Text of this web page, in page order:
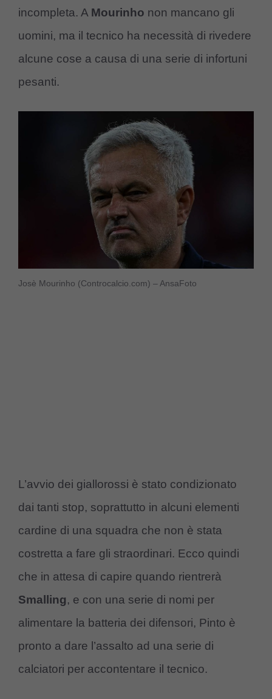
incompleta. A Mourinho non mancano gli
uomini, ma il tecnico ha necessità di rivedere
alcune cose a causa di una serie di infortuni
pesanti.
Josè Mourinho (Controcalcio.com) – AnsaFoto
L’avvio dei giallorossi è stato condizionato
dai tanti stop, soprattutto in alcuni elementi
cardine di una squadra che non è stata
costretta a fare gli straordinari. Ecco quindi
che in attesa di capire quando rientrerà
Smalling, e con una serie di nomi per
alimentare la batteria dei difensori, Pinto è
pronto a dare l’assalto ad una serie di
calciatori per accontentare il tecnico.